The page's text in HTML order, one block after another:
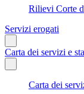
Rilievi Corte
Servizi erogati
Carta dei servizi e
Carta dei